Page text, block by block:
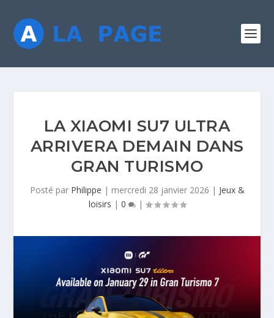
LA XIAOMI SU7 ULTRA
ARRIVERA DEMAIN DANS
GRAN TURISMO
Posté par Philippe | mercredi 28 janvier 2026 | Jeux &
loisirs | 0 |